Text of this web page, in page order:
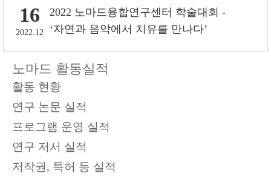
16
2022.12
2022 노마드융합연구센터 학술대회 -
‘자연과 음악에서 치유를 만나다’
노마드 활동실적
활동 현황
연구 논문 실적
프로그램 운영 실적
연구 저서 실적
저작권, 특허 등 실적